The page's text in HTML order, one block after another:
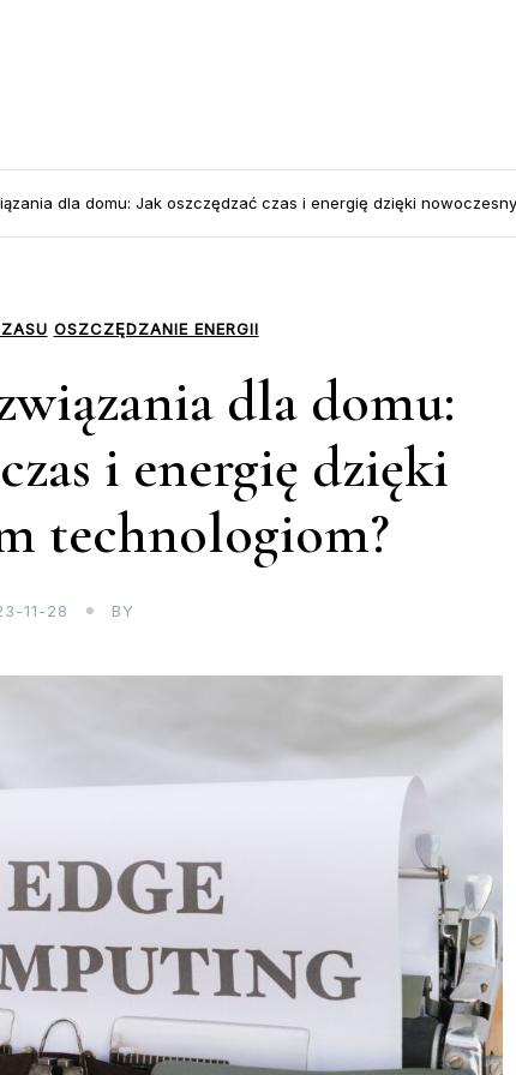
dla domu: Jak oszczędzać czas i energię dzięki
OSZCZĘDZANIE ENERGII
dla domu:
i energię dzięki
technologiom?
11-28 BY